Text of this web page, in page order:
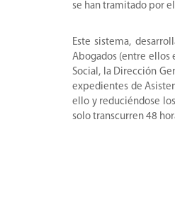
se han tramitado por
Este sistema,
Abogados (entre ellos
Social, la Dirección
expedientes de
ello y reduciéndose
solo transcurren 48